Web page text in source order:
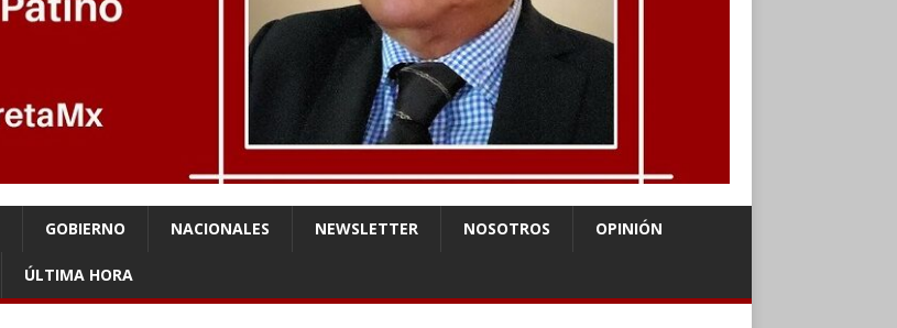
GOBIERNO NACIONALES NEWSLETTER NOSOTROS OPINIÓN
ÚLTIMA HORA